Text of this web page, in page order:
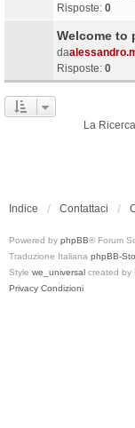
Risposte: 0
Welcome to
da
Risposte: 0
La
Indice Contattaci
Powered by phpBB® Forum
Traduzione Italiana phpBB-
Style we_universal created by
Privacy Condizioni